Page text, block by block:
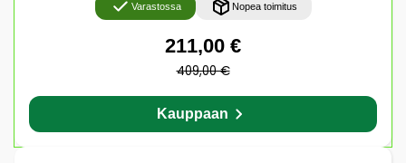
Varastossa Nopea toimitus
211,00 €
409,00 €
Kauppaan